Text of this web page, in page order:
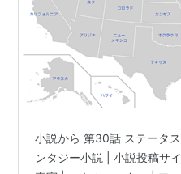
小説から 第30話 ステータ
ンタジー小説 | 小説投稿サ